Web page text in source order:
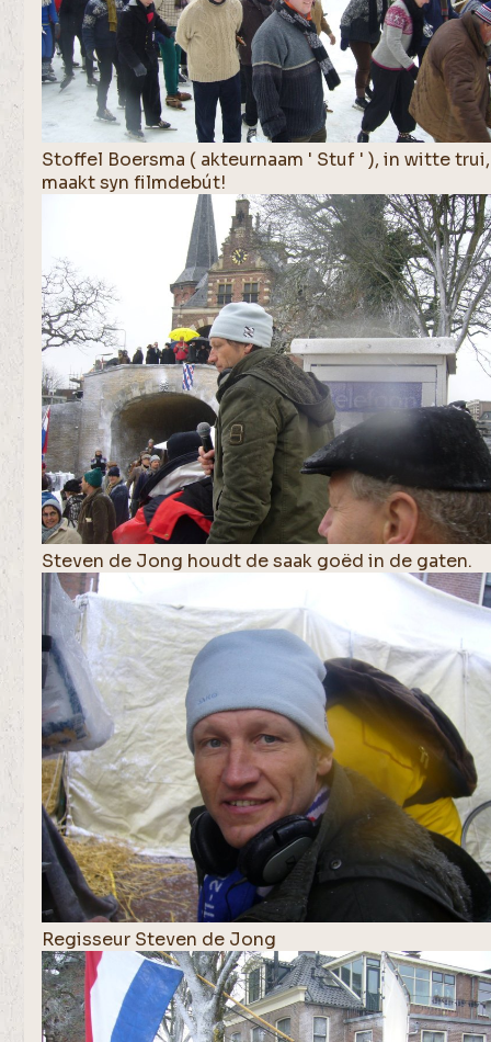
Stoffel Boersma ( akteurnaam ' Stuf ' ), in witte trui,
maakt syn filmdebút!
Steven de Jong houdt de saak goëd in de gaten.
Regisseur Steven de Jong